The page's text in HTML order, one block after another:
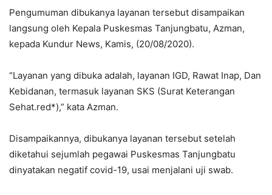
Pengumuman dibukanya layanan tersebut disampaikan
langsung oleh Kepala Puskesmas Tanjungbatu, Azman,
kepada Kundur News, Kamis, (20/08/2020).
“Layanan yang dibuka adalah, layanan IGD, Rawat Inap, Dan
Kebidanan, termasuk layanan SKS (Surat Keterangan
Sehat.red*),” kata Azman.
Disampaikannya, dibukanya layanan tersebut setelah
diketahui sejumlah pegawai Puskesmas Tanjungbatu
dinyatakan negatif covid-19, usai menjalani uji swab.